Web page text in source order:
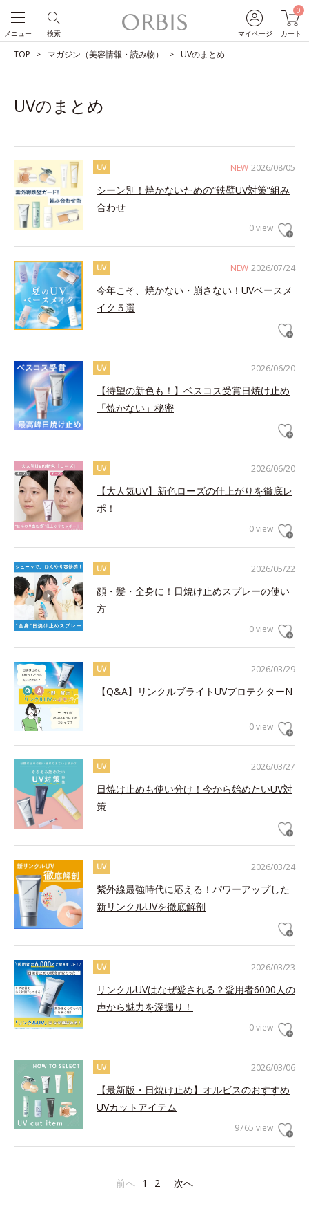
マイページ
0
カート
検索
メニュー
TOP マガジン（美容情報・読み物） UVのまとめ
UVのまとめ
NEW 2026/08/05
UV
シーン別！焼かないための“鉄壁UV対策”組み
合わせ
0 view
NEW 2026/07/24
UV
今年こそ、焼かない・崩さない！UVベースメ
イク５選
2026/06/20
UV
【待望の新色も！】ベスコス受賞日焼け止め
「焼かない」秘密
2026/06/20
UV
【大人気UV】新色ローズの仕上がりを徹底レ
ポ！
0 view
2026/05/22
UV
顔・髪・全身に！日焼け止めスプレーの使い
方
0 view
2026/03/29
UV
【Q&A】リンクルブライトUVプロテクターN
0 view
2026/03/27
UV
日焼け止めも使い分け！今から始めたいUV対
策
2026/03/24
UV
紫外線最強時代に応える！パワーアップした
新リンクルUVを徹底解剖
2026/03/23
UV
リンクルUVはなぜ愛される？愛用者6000人の
声から魅力を深掘り！
0 view
2026/03/06
UV
【最新版・日焼け止め】オルビスのおすすめ
UVカットアイテム
9765 view
前へ 1 2 次へ